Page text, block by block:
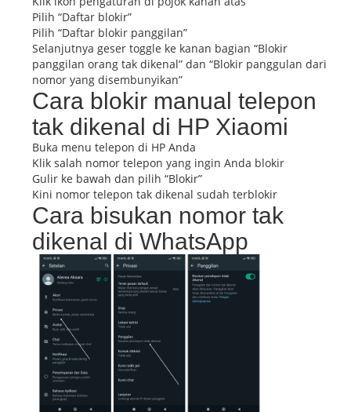
Pilih “Daftar blokir”
Pilih “Daftar blokir panggilan”
Selanjutnya geser toggle ke kanan bagian “Blokir
panggilan orang tak dikenal” dan “Blokir panggulan dari
nomor yang disembunyikan”
Cara blokir manual telepon
tak dikenal di HP Xiaomi
Buka menu telepon di HP Anda
Klik salah nomor telepon yang ingin Anda blokir
Gulir ke bawah dan pilih “Blokir”
Kini nomor telepon tak dikenal sudah terblokir
Cara bisukan nomor tak
dikenal di WhatsApp